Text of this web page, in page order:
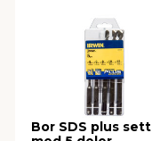
Bor SDS plus sett